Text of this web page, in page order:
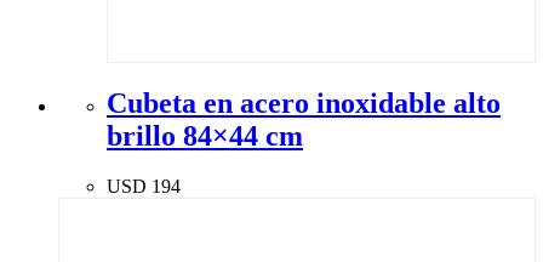
Cubeta en acero inoxidable alto
brillo 84×44 cm
USD 194